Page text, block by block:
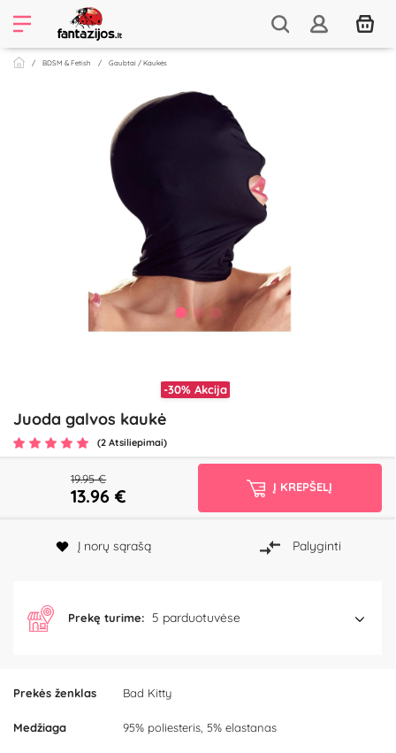
BDSM & Fetish Gaubtai / Kaukės
-30% Akcija
Juoda galvos kaukė
(2 Atsiliepimai)
Prekės ženklas Bad Kitty
Medžiaga 95% poliesteris, 5% elastanas
19.95 €
13.96 € Į KREPŠELĮ
Į norų sąrašą Palyginti
Prekę turime: 5 parduotuvėse